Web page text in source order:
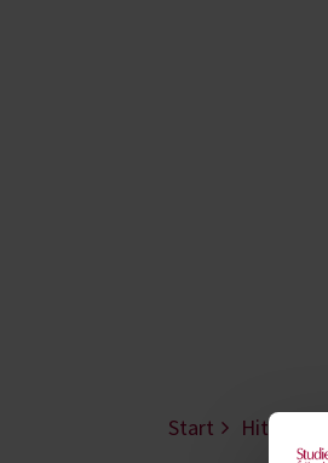
Start Hitta